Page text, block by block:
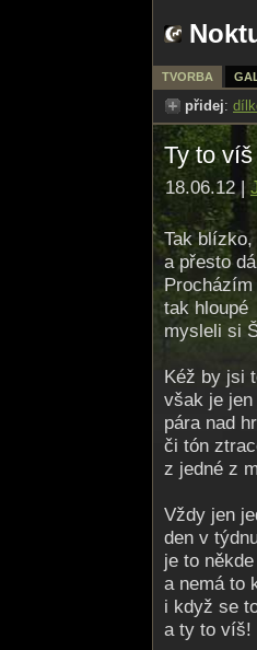
TVORBA
přidej:
Ty to víš
18.06.12 |
Tak blízko,
a přesto
tak hloupé
mysleli si
Kéž by jsi
však je jen
pára nad
či tón
z jedné z
Vždy jen
den v
je to
a nemá to
i když se
a ty to víš!